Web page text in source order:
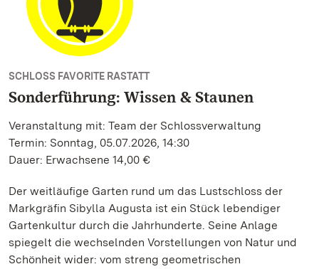
SCHLOSS FAVORITE RASTATT
Sonderführung: Wissen & Staunen
Veranstaltung mit: Team der Schlossverwaltung
Termin: Sonntag, 05.07.2026, 14:30
Dauer: Erwachsene 14,00 €
Der weitläufige Garten rund um das Lustschloss der
Markgräfin Sibylla Augusta ist ein Stück lebendiger
Gartenkultur durch die Jahrhunderte. Seine Anlage
spiegelt die wechselnden Vorstellungen von Natur und
Schönheit wider: vom streng geometrischen